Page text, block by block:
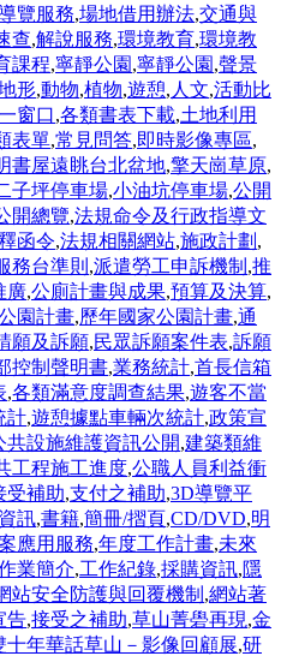
覽服務,場地借用辦法,交通與
查,解說服務,環境教育,環境教
課程,寧靜公園 ,寧靜公園 ,聲景
形,動物,植物,遊憩, 人文,活動比
窗口,各類書表下載,土地利用
表單,常見問答,即時影像專區,
書屋遠眺台北盆地,擎天崗草原,
子坪停車場,小油坑停車場,公開
開總覽,法規命令及行政指導文
函令,法規相關網站,施政計劃 ,
務台準則 ,派遣勞工申訴機制 ,推
廣,公廁計畫與成果,預算及決算,
園計畫,歷年國家公園計畫,通
願及訴願,民眾訴願案件表,訴願
控制聲明書,業務統計,首長信箱
,各類滿意度調查結果,遊客不當
計,遊憩據點車輛次統計,政策宣
共設施維護資訊公開,建築類維
工程施工進度,公職人員利益衝
受補助,支付之補助,3D導覽平
訊,書籍,簡冊/摺頁,CD/DVD,明
應用服務,年度工作計畫,未來
業簡介,工作紀錄,採購資訊,隱
站安全防護與回覆機制 ,網站著
告,接受之補助,草山菁礐再現,金
十年華話草山－影像回顧展,研